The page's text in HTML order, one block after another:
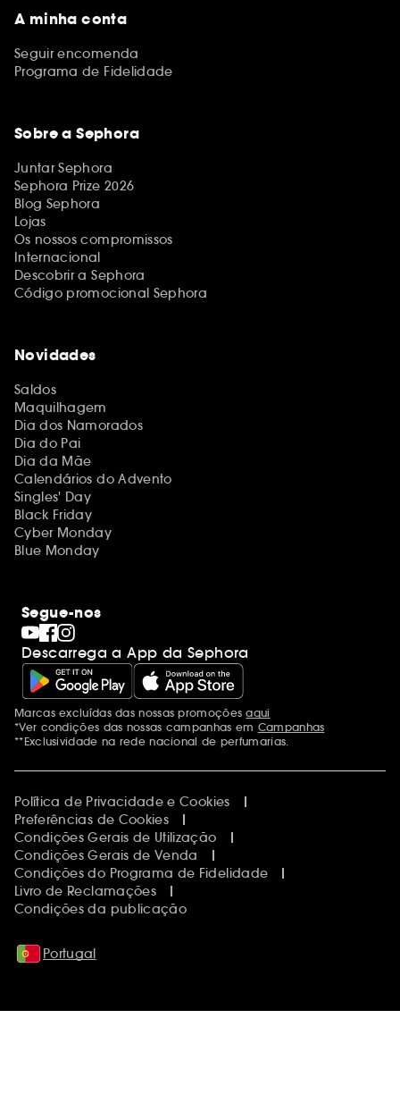
A minha conta
Seguir encomenda
Programa de Fidelidade
Sobre a Sephora
Juntar Sephora
Sephora Prize 2026
Blog Sephora
Lojas
Os nossos compromissos
Internacional
Descobrir a Sephora
Código promocional Sephora
Novidades
Saldos
Maquilhagem
Dia dos Namorados
Dia do Pai
Dia da Mãe
Calendários do Advento
Singles' Day
Black Friday
Cyber Monday
Blue Monday
Segue-nos
Descarrega a App da Sephora
Menções adicionais
Marcas excluídas das nossas promoçõesaqui
*Ver condições das nossas campanhas em Campanhas
**Exclusividade na rede nacional de perfumarias.
Política de Privacidade e Cookies
Preferências de Cookies
Condições Gerais de Utilização
Condições Gerais de Venda
Condições do Programa de Fidelidade
Livro de Reclamações
Condições da publicação
Portugal